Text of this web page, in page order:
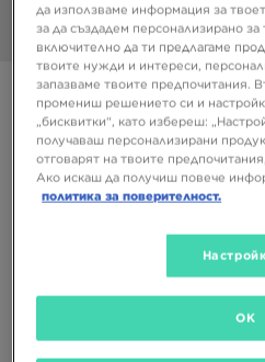
CONVERSE CHUCK TAYLOR LO
89,99 €
176,01 ЛВ.
Избери размер
да използваме информация за
за да създадем персонализирано
включително да ти предлагаме
твоите нужди и интереси,
запазваме твоите предпочитания.
промениш решението си и
„бисквитки“, като избереш:
получаваш персонализирани
отговарят на твоите
Ако искаш да получиш повече
политика за поверителност.
OK